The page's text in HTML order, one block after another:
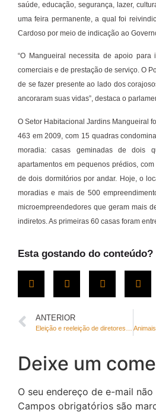
saúde, educação, segurança, lazer,
uma feira permanente, a qual foi
Cardoso por meio de indicação ao
“O Mangueiral necessita de apoio para
comerciais e de prestação de serviço. O
de se fazer presente ao lado dos
ancoraram suas vidas”, destaca o
O Setor Habitacional Jardins Mangueiral
463 em 2009, com 15 quadras
moradia: casas geminadas de dois
apartamentos em pequenos prédios,
de dois dormitórios por andar. Hoje, o
moradias e mais de 500
microempreendedores que geram mais
indiretos. As primeiras 60 casas foram
Esta gostando do
ANTERIOR
Deixe um
O seu endereço de e-mail
Campos obrigatórios são